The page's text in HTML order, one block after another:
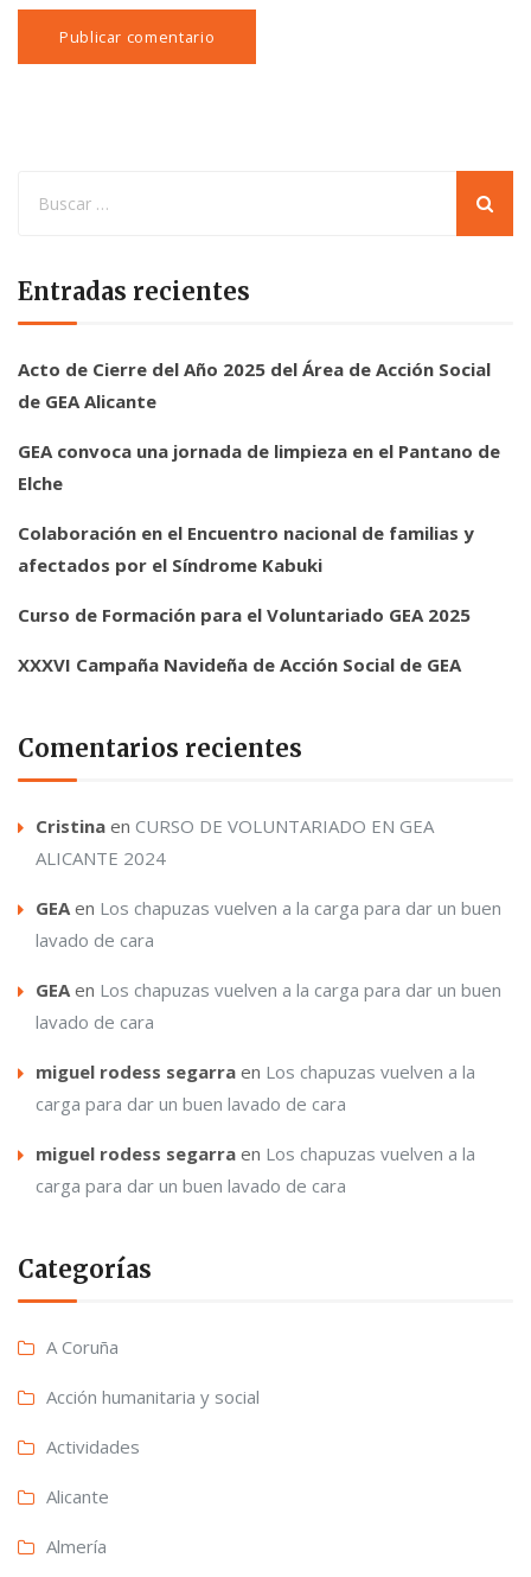
Entradas recientes
Acto de Cierre del Año 2025 del Área de Acción Social
de GEA Alicante
GEA convoca una jornada de limpieza en el Pantano de
Elche
Colaboración en el Encuentro nacional de familias y
afectados por el Síndrome Kabuki
Curso de Formación para el Voluntariado GEA 2025
XXXVI Campaña Navideña de Acción Social de GEA
Comentarios recientes
Cristina en CURSO DE VOLUNTARIADO EN GEA
ALICANTE 2024
GEA en Los chapuzas vuelven a la carga para dar un buen
lavado de cara
GEA en Los chapuzas vuelven a la carga para dar un buen
lavado de cara
miguel rodess segarra en Los chapuzas vuelven a la
carga para dar un buen lavado de cara
miguel rodess segarra en Los chapuzas vuelven a la
carga para dar un buen lavado de cara
Categorías
A Coruña
Acción humanitaria y social
Actividades
Alicante
Almería